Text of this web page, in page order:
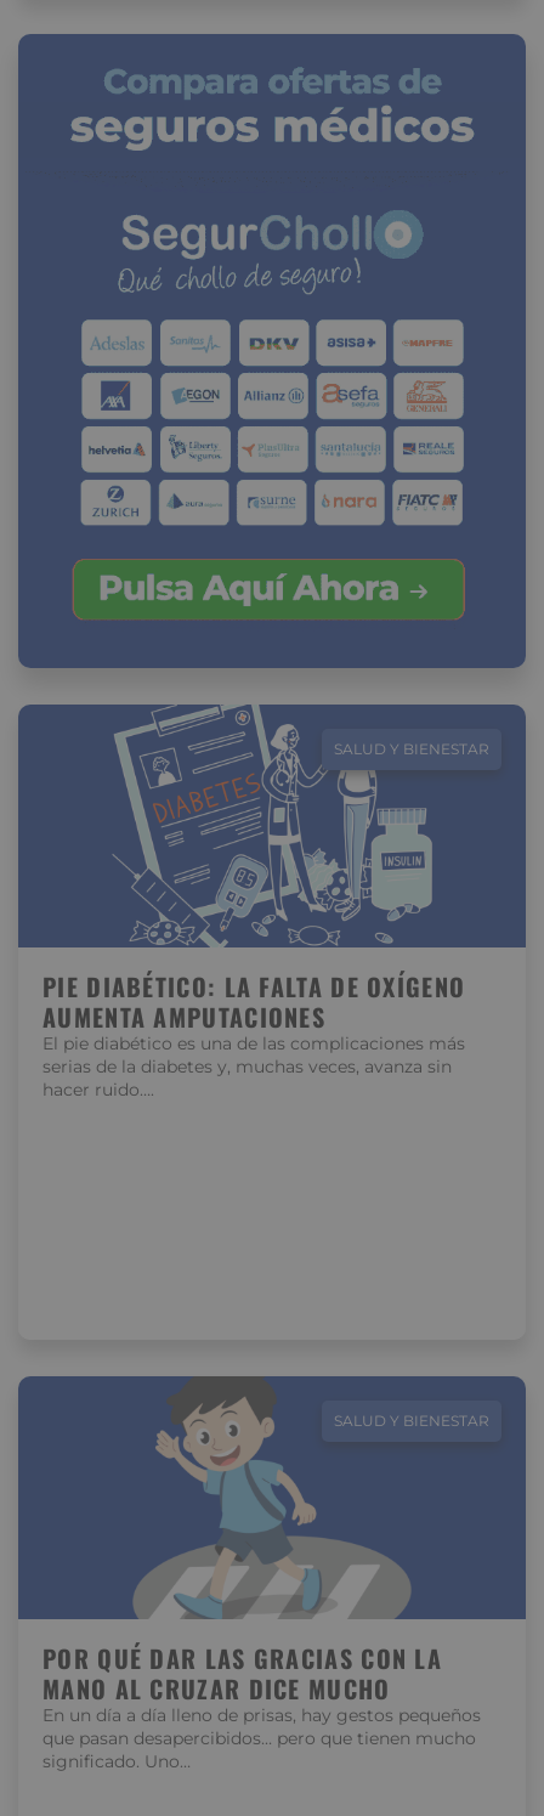
SALUD Y BIENESTAR
PIE DIABÉTICO: LA FALTA DE OXÍGENO
AUMENTA AMPUTACIONES
El pie diabético es una de las complicaciones más
serias de la diabetes y, muchas veces, avanza sin
hacer ruido….
SALUD Y BIENESTAR
POR QUÉ DAR LAS GRACIAS CON LA
MANO AL CRUZAR DICE MUCHO
En un día a día lleno de prisas, hay gestos pequeños
que pasan desapercibidos… pero que tienen mucho
significado. Uno…